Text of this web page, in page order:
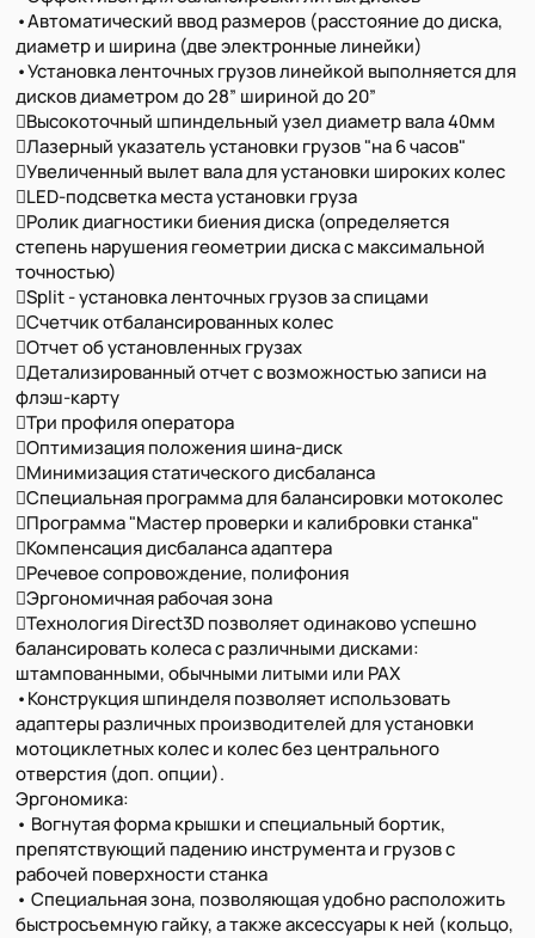
•Автоматический ввод размеров (расстояние до диска,
диаметр и ширина (две электронные линейки)
•Установка ленточных грузов линейкой выполняется для
дисков диаметром до 28” шириной до 20”
Высокоточный шпиндельный узел диаметр вала 40мм
Лазерный указатель установки грузов "на 6 часов"
Увеличенный вылет вала для установки широких колес
LED-подсветка места установки груза
Ролик диагностики биения диска (определяется
степень нарушения геометрии диска с максимальной
точностью)
Split - установка ленточных грузов за спицами
Счетчик отбалансированных колес
Отчет об установленных грузах
Детализированный отчет с возможностью записи на
флэш-карту
Три профиля оператора
Оптимизация положения шина-диск
Минимизация статического дисбаланса
Специальная программа для балансировки мотоколес
Программа "Мастер проверки и калибровки станка"
Компенсация дисбаланса адаптера
Речевое сопровождение, полифония
Эргономичная рабочая зона
Технология Direct3D позволяет одинаково успешно
балансировать колеса с различными дисками:
штампованными, обычными литыми или PAX
•Конструкция шпинделя позволяет использовать
адаптеры различных производителей для установки
мотоциклетных колес и колес без центрального
отверстия (доп. опции).
Эргономика:
• Вогнутая форма крышки и специальный бортик,
препятствующий падению инструмента и грузов с
рабочей поверхности станка
• Специальная зона, позволяющая удобно расположить
быстросъемную гайку, а также аксессуары к ней (кольцо,